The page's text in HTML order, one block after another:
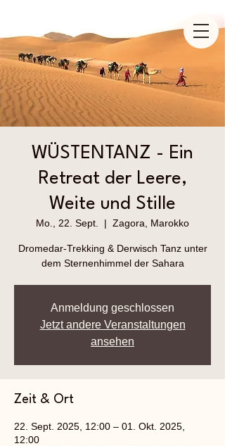
WÜSTENTANZ - Ein
Retreat der Leere,
Weite und Stille
Mo., 22. Sept.
  |
Zagora, Marokko
Dromedar-Trekking & Derwisch Tanz unter
dem Sternenhimmel der Sahara
Anmeldung geschlossen
Jetzt andere Veranstaltungen
ansehen
Zeit & Ort
22. Sept. 2025, 12:00 – 01. Okt. 2025,
12:00